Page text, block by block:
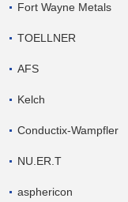
Fort Wayne Metals
TOELLNER
AFS
Kelch
Conductix-Wampfler
NU.ER.T
asphericon